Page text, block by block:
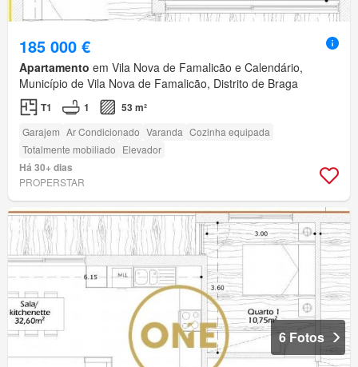
185 000 €
Apartamento em Vila Nova de Famalicão e Calendário,
Município de Vila Nova de Famalicão, Distrito de Braga
T1 1 53 m²
Garajem Ar Condicionado Varanda Cozinha equipada
Totalmente mobiliado Elevador
Há 30+ dias
PROPERSTAR
6 Fotos